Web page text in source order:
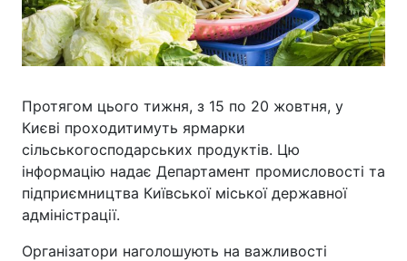
Протягом цього тижня, з 15 по 20 жовтня, у
Києві проходитимуть ярмарки
сільськогосподарських продуктів. Цю
інформацію надає Департамент промисловості та
підприємництва Київської міської державної
адміністрації.
Організатори наголошують на важливості